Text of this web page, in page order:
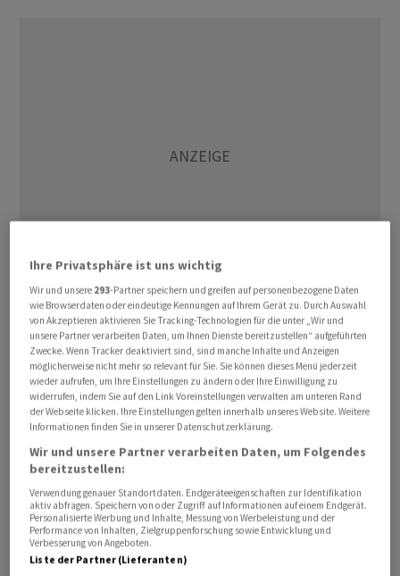
Dem Bankensoftware-Spezialisten werden
Manipulationen in der Buchhaltung vorgeworfen. Kurz
nach Veröffentlichung des Reports brachen die Aktien
vonTemenosdeutlich ein - sie stehen aktuell rund ein
Drittel tiefer als noch am Vormittag.
Eine viermonatige Untersuchung habe Anzeichen von
manipulierten Gewinnen und schwerwiegenden
Unregelmässigkeiten in der Rechnungslegung ergeben,
heisst es im Bericht des aktivistischen Shortsellers
Hindenburg Research, der kurz nach Mittag publiziert
wurde. Das Institut stützt sich dabei nach eigenen
Ihre Privatsphäre ist uns wichtig
Wir und unsere 293-Partner speichern und greifen auf personenbezogene Daten
wie Browserdaten oder eindeutige Kennungen auf Ihrem Gerät zu. Durch Auswahl
von Akzeptieren aktivieren Sie Tracking-Technologien für die unter „Wir und
unsere Partner verarbeiten Daten, um Ihnen Dienste bereitzustellen“ aufgeführten
Zwecke. Wenn Tracker deaktiviert sind, sind manche Inhalte und Anzeigen
möglicherweise nicht mehr so relevant für Sie. Sie können dieses Menü jederzeit
wieder aufrufen, um Ihre Einstellungen zu ändern oder Ihre Einwilligung zu
widerrufen, indem Sie auf den Link Voreinstellungen verwalten am unteren Rand
der Webseite klicken. Ihre Einstellungen gelten innerhalb unseres Website. Weitere
Informationen finden Sie in unserer Datenschutzerklärung.
Wir und unsere Partner verarbeiten Daten, um Folgendes
bereitzustellen:
Verwendung genauer Standortdaten. Endgeräteeigenschaften zur Identifikation
aktiv abfragen. Speichern von oder Zugriff auf Informationen auf einem Endgerät.
Personalisierte Werbung und Inhalte, Messung von Werbeleistung und der
Performance von Inhalten, Zielgruppenforschung sowie Entwicklung und
Verbesserung von Angeboten.
Liste der Partner (Lieferanten)